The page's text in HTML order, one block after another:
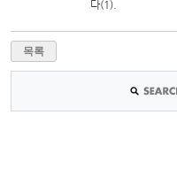
다(1).
목록